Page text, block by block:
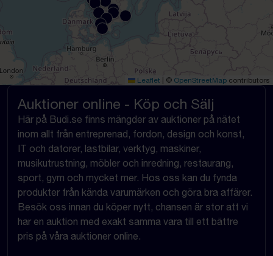
Leaflet © OpenStreetMap contributors
Auktioner online - Köp och Sälj
Här på Budi.se finns mängder av auktioner på nätet
inom allt från entreprenad, fordon, design och konst,
IT och datorer, lastbilar, verktyg, maskiner,
musikutrustning, möbler och inredning, restaurang,
sport, gym och mycket mer. Hos oss kan du fynda
produkter från kända varumärken och göra bra affärer.
Besök oss innan du köper nytt, chansen är stor att vi
har en auktion med exakt samma vara till ett bättre
pris på våra auktioner online.